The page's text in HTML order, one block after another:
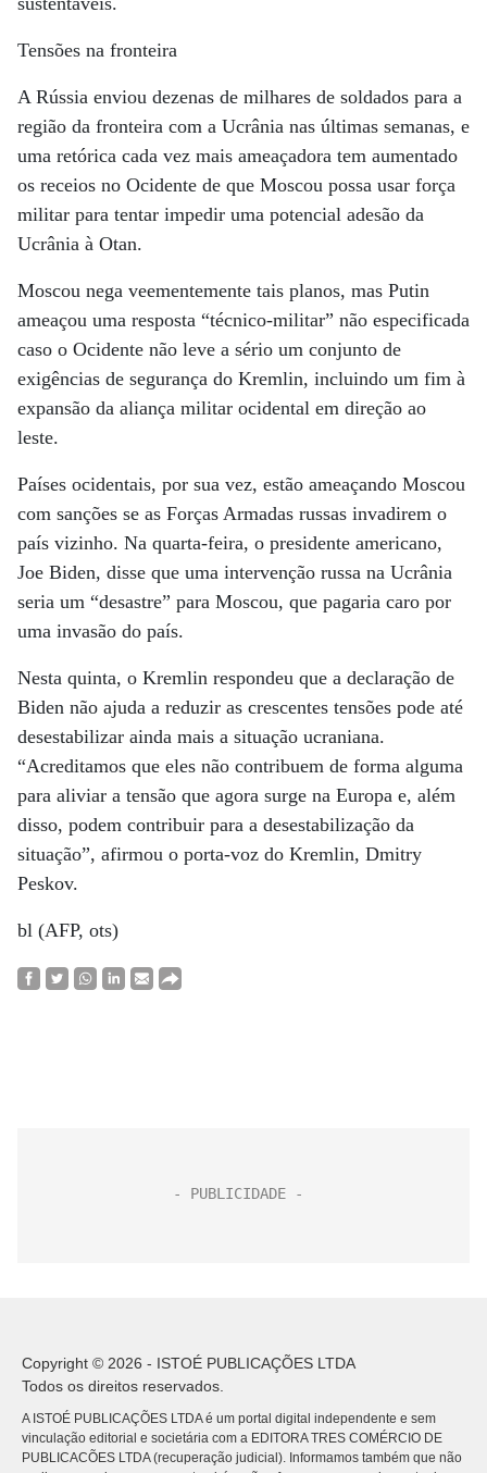
Tensões na fronteira
A Rússia enviou dezenas de milhares de soldados para a
região da fronteira com a Ucrânia nas últimas semanas, e
uma retórica cada vez mais ameaçadora tem aumentado
os receios no Ocidente de que Moscou possa usar força
militar para tentar impedir uma potencial adesão da
Ucrânia à Otan.
Moscou nega veementemente tais planos, mas Putin
ameaçou uma resposta “técnico-militar” não especificada
caso o Ocidente não leve a sério um conjunto de
exigências de segurança do Kremlin, incluindo um fim à
expansão da aliança militar ocidental em direção ao
leste.
Países ocidentais, por sua vez, estão ameaçando Moscou
com sanções se as Forças Armadas russas invadirem o
país vizinho. Na quarta-feira, o presidente americano,
Joe Biden, disse que uma intervenção russa na Ucrânia
seria um “desastre” para Moscou, que pagaria caro por
uma invasão do país.
Nesta quinta, o Kremlin respondeu que a declaração de
Biden não ajuda a reduzir as crescentes tensões pode até
desestabilizar ainda mais a situação ucraniana.
“Acreditamos que eles não contribuem de forma alguma
para aliviar a tensão que agora surge na Europa e, além
disso, podem contribuir para a desestabilização da
situação”, afirmou o porta-voz do Kremlin, Dmitry
Peskov.
bl (AFP, ots)
Copyright © 2026 - ISTOÉ PUBLICAÇÕES LTDA
Todos os direitos reservados.
A ISTOÉ PUBLICAÇÕES LTDA é um portal digital independente e sem
vinculação editorial e societária com a EDITORA TRES COMÉRCIO DE
PUBLICACÕES LTDA (recuperação judicial). Informamos também que não